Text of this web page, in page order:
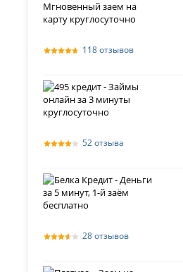
118 отзывов
52 отзыва
28 отзывов